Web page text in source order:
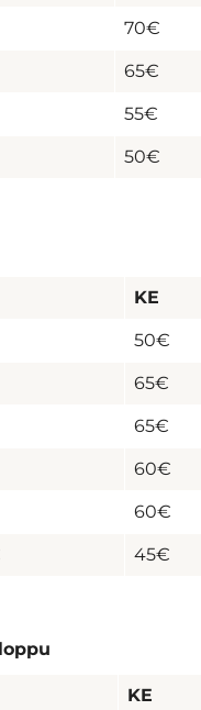
70€
65€
55€
50€
KE
50€
65€
65€
60€
60€
45€
KE